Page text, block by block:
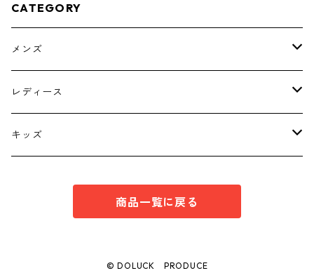
CATEGORY
メンズ
トップス
ボトムス
レディース
トップス
キッズ
商品一覧に戻る
© DOLUCK PRODUCE